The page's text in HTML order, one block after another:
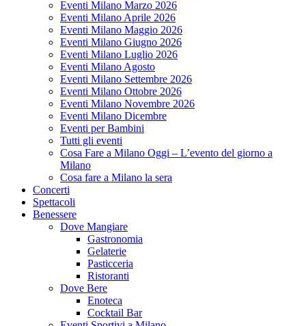
Eventi Milano Marzo 2026
Eventi Milano Aprile 2026
Eventi Milano Maggio 2026
Eventi Milano Giugno 2026
Eventi Milano Luglio 2026
Eventi Milano Agosto
Eventi Milano Settembre 2026
Eventi Milano Ottobre 2026
Eventi Milano Novembre 2026
Eventi Milano Dicembre
Eventi per Bambini
Tutti gli eventi
Cosa Fare a Milano Oggi – L’evento del giorno a
Milano
Cosa fare a Milano la sera
Concerti
Spettacoli
Benessere
Dove Mangiare
Gastronomia
Gelaterie
Pasticceria
Ristoranti
Dove Bere
Enoteca
Cocktail Bar